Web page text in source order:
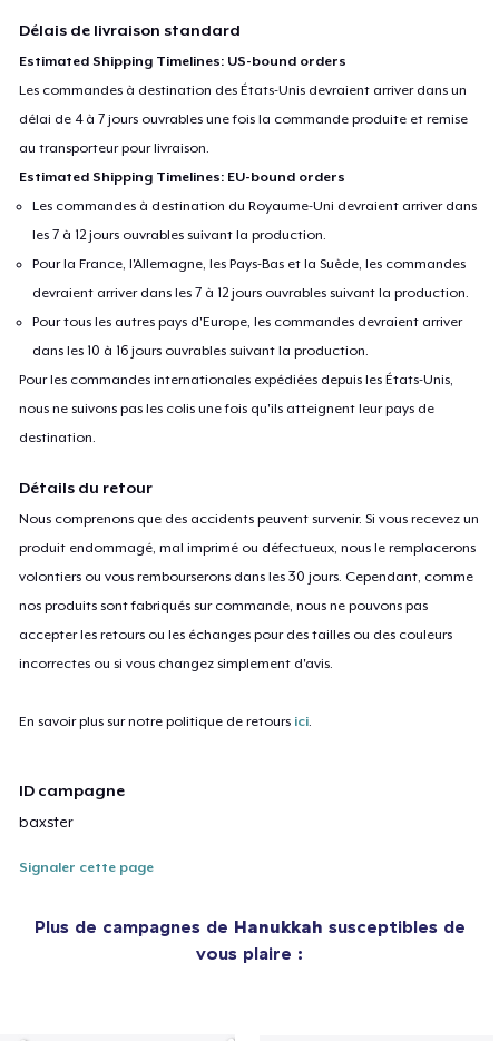
Délais de livraison standard
Estimated Shipping Timelines: US-bound orders
Les commandes à destination des États-Unis devraient arriver dans un
délai de 4 à 7 jours ouvrables une fois la commande produite et remise
au transporteur pour livraison.
Estimated Shipping Timelines: EU-bound orders
Les commandes à destination du Royaume-Uni devraient arriver dans
les 7 à 12 jours ouvrables suivant la production.
Pour la France, l'Allemagne, les Pays-Bas et la Suède, les commandes
devraient arriver dans les 7 à 12 jours ouvrables suivant la production.
Pour tous les autres pays d'Europe, les commandes devraient arriver
dans les 10 à 16 jours ouvrables suivant la production.
Pour les commandes internationales expédiées depuis les États-Unis,
nous ne suivons pas les colis une fois qu'ils atteignent leur pays de
destination.
Détails du retour
Nous comprenons que des accidents peuvent survenir. Si vous recevez un
produit endommagé, mal imprimé ou défectueux, nous le remplacerons
volontiers ou vous rembourserons dans les 30 jours. Cependant, comme
nos produits sont fabriqués sur commande, nous ne pouvons pas
accepter les retours ou les échanges pour des tailles ou des couleurs
incorrectes ou si vous changez simplement d'avis.
En savoir plus sur notre politique de retours ici
ID campagne
baxster
Signaler cette page
Plus de campagnes de Hanukkah susceptibles de
vous plaire :